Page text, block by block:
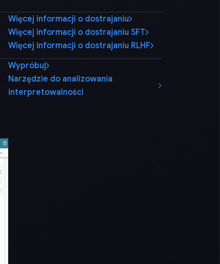
Więcej informacji o dostrajaniu
Więcej informacji o dostrajaniu SFT
Więcej informacji o dostrajaniu RLHF
Wypróbuj
Narzędzie do analizowania
interpretowalności